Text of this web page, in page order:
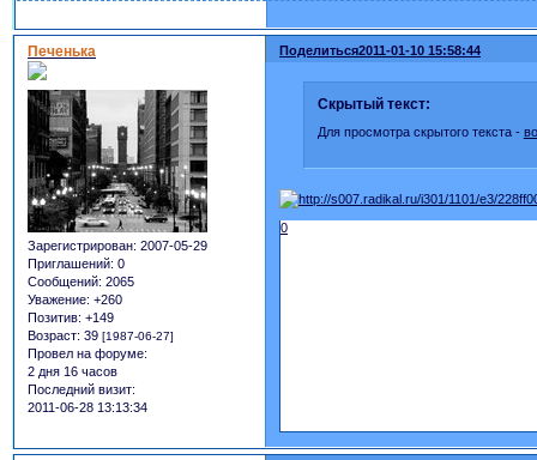
Поделиться2011-01-10 15:58:44
Печенька
Зарегистрирован: 2007-05-29
Приглашений: 0
Сообщений: 2065
Уважение: +260
Позитив: +149
Возраст: 39 [1987-06-27]
Провел на форуме:
2 дня 16 часов
Последний визит:
2011-06-28 13:13:34
Скрытый текст:
Для просмотра скрытого текста -
0